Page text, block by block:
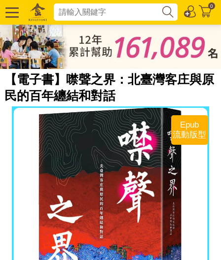
0
【電子書】噤聲之界：北臺灣客庄與原
民的百年纏結和對話
Epub
流動版型